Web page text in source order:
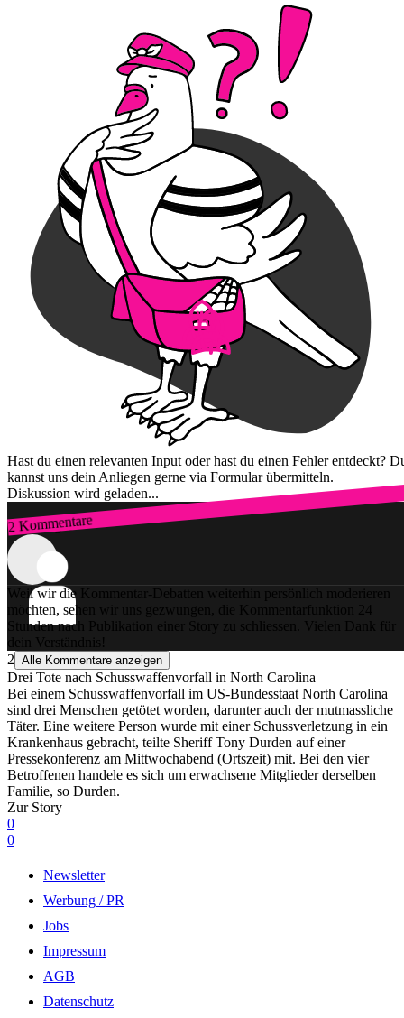
Hast du einen relevanten Input oder hast du einen Fehler entdeckt?
kannst uns dein Anliegen gerne via Formular übermitteln.
Diskussion wird geladen...
2 Kommentare
Zum Login
Weil wir die Kommentar-Debatten weiterhin persönlich moderieren
möchten, sehen wir uns gezwungen, die Kommentarfunktion 24
Stunden nach Publikation einer Story zu schliessen. Vielen Dank für
dein Verständnis!
2 Alle Kommentare anzeigen
Drei Tote nach Schusswaffenvorfall in North Carolina
Bei einem Schusswaffenvorfall im US-Bundesstaat North Carolina
sind drei Menschen getötet worden, darunter auch der mutmassliche
Täter. Eine weitere Person wurde mit einer Schussverletzung in ein
Krankenhaus gebracht, teilte Sheriff Tony Durden auf einer
Pressekonferenz am Mittwochabend (Ortszeit) mit. Bei den vier
Betroffenen handele es sich um erwachsene Mitglieder derselben
Familie, so Durden.
Zur Story
0
0
Newsletter
Werbung / PR
Jobs
Impressum
AGB
Datenschutz